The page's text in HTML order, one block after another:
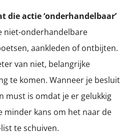
die actie ‘onderhandelbaar’
niet-onderhandelbare
aankleden of ontbijten.
van niet, belangrijke
te komen. Wanneer je besluit
must is omdat je er gelukkig
minder kans om het naar de
te schuiven.